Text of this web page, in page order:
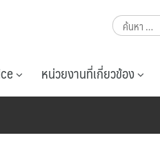
ค้นหา
สำหรับ:
หน่วยงานที่เกี่ยวข้อง